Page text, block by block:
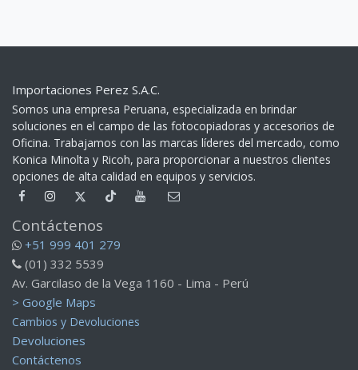
Importaciones Perez S.A.C.
Somos una empresa Peruana, especializada en brindar
soluciones en el campo de las fotocopiadoras y accesorios de
Oficina. Trabajamos con las marcas líderes del mercado, como
Konica Minolta y Ricoh, para proporcionar a nuestros clientes
opciones de alta calidad en equipos y servicios.​
Contáctenos
+51 999 401 279
(01) 332 5539
Av. Garcilaso de la Vega 1160 - Lima - Perú
> Google Maps
Cambios y Devoluciones
Devoluciones
Contáctenos